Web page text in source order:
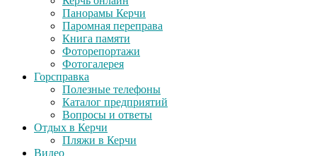
Панорамы Керчи
Паромная переправа
Книга памяти
Фоторепортажи
Фотогалерея
Горсправка
Полезные телефоны
Каталог предприятий
Вопросы и ответы
Отдых в Керчи
Пляжи в Керчи
Видео